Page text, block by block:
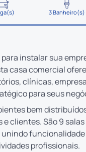
3 Banheiro(s)
instalar sua
casa comercial
clínicas,
para seus
bem
clientes. São 9
profissionais.